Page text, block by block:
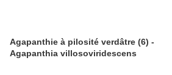
Agapanthie à pilosité verdâtre (6) -
Agapanthia villosoviridescens